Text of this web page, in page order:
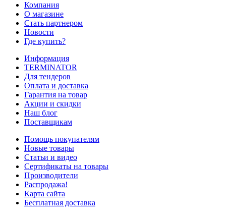
Компания
О магазине
Стать партнером
Новости
Где купить?
Информация
TERMINATOR
Для тендеров
Оплата и доставка
Гарантия на товар
Акции и скидки
Наш блог
Поставщикам
Помощь покупателям
Новые товары
Статьи и видео
Сертификаты на товары
Производители
Распродажа!
Карта сайта
Бесплатная доставка